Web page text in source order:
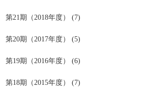
第21期（2018年度） (7)
第20期（2017年度） (5)
第19期（2016年度） (6)
第18期（2015年度） (7)